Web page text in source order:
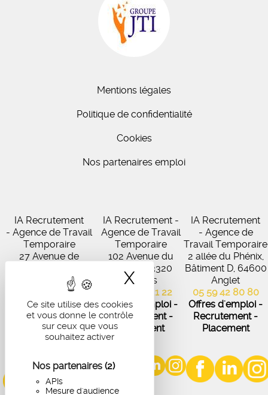
Ce site utilise des cookies
et vous donne le contrôle
sur ceux que vous
souhaitez activer
Nos partenaires (2)
APIs
Mesure d'audience
X Masquer le
Mentions légales
Politique de confidentialité
Cookies
Nos partenaires emploi
IA Recrutement
- Agence de Travail
Temporaire
27 Avenue de
Artigues-près-
Bordeaux
05 56 67 48 57
Offres d'emploi -
Recrutement -
Placement
IA Recrutement -
Agence de Travail
Temporaire
102 Avenue du
Médoc, 33320
Eysines
05 56 45 21 22
Offres d'emploi -
Recrutement -
Placement
IA Recrutement
- Agence de
Travail Temporaire
2 allée du Phénix,
Bâtiment D, 64600
Anglet
05 59 42 80 80
Offres d'emploi -
Recrutement -
Placement